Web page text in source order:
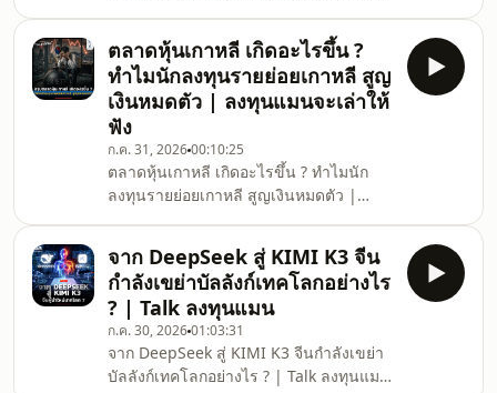
หรือ บริษัท เอสซีบี เอกซ์ จำกัด (มหาชน)
กลุ่มธุรกิจเทคโนโลยีทางการเงินชั้นนำที่
สำคัญและเก่าแก่ที่สุดของไทย กำลังเดิน
ทางมาถึงจุดเปลี่ยนสำคัญอีกครั้ง กับการ
ก้าวขึ้นมารับไม้ต่อของ “ว่าที่กัปตัน” คน
ใหม่ ทิศทางของ SCBX ในโลกธุรกิจการ
เงินยุคใหม่ที่เต็มไปด้วยความท้าทาย จะ
เปลี่ยนไปจากเดิมแค่ไหน
ตลาดหุ้นเกาหลี เกิดอะไรขึ้น ?
ทำไมนักลงทุนรายย่อยเกาหลี สูญ
เงินหมดตัว | ลงทุนแมนจะเล่าให้
ฟัง
ก.ค. 31, 202600:10:25
ตลาดหุ้นเกาหลี เกิดอะไรขึ้น ? ทำไมนัก
ลงทุนรายย่อยเกาหลี สูญเงินหมดตัว |
คนเกาหลีใต้ เก็บเงินมาทั้งชีวิตได้ 50 ล้าน
ชายเกาหลีใต้วัย 40 ปี คนหนึ่งโพสต์ว่า ได้
ทุ่มเงินเก็บทั้งชีวิต 50 ล้านบาทและกู้เพิ่ม
เพื่อลงทุนในตลาดหุ้นเกาหลีใต้ที่กำลังพุ่ง
แรง แต่เพียง 1 เดือนเขากลับหมดตัว
เหตุการณ์นี้ไม่ได้เกิดขึ้นกับเขาแค่คนเดียว
แต่เป็นวิกฤติที่นักลงทุนรายย่อยเกาหลีใต้
จาก DeepSeek สู่ KIMI K3 จีน
กำลังเขย่าบัลลังก์เทคโลกอย่างไร
? | Talk ลงทุนแมน
ก.ค. 30, 202601:03:31
จาก DeepSeek สู่ KIMI K3 จีนกำลังเขย่า
บัลลังก์เทคโลกอย่างไร ? | Talk ลงทุนแมน